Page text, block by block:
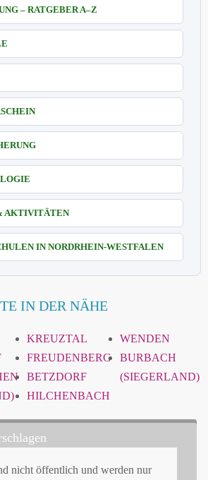
– RATGEBER A–Z
AKTIVITÄTEN
IN NORDRHEIN-WESTFALEN
IN DER NÄHE
KREUZTAL
FREUDENBERG
BETZDORF
HILCHENBACH
WENDEN
BURBACH
(SIEGERLAND)
nicht öffentlich und werden nur